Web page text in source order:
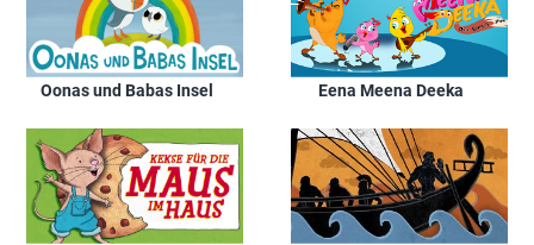
Oonas und Babas Insel Eena Meena Deeka